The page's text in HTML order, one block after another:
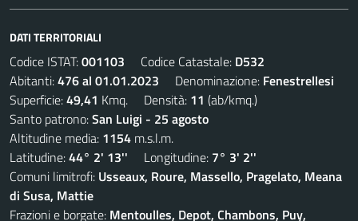
DATI TERRITORIALI
Codice ISTAT:001103 Codice Catastale: D532
Abitanti:476 al 01.01.2023 Denominazione: Fenestrellesi
Superficie:49,41 Kmq. Densità: 11 (ab/kmq.)
Santo patrono:San Luigi - 25 agosto
Altitudine media: 1154 m.s.l.m.
Latitudine:44° 2' 13'' Longitudine: 7° 3' 2''
Comuni limitrofi: Usseaux, Roure, Massello, Pragelato, Meana
di Susa, Mattie
Frazioni e borgate: Mentoulles, Depot, Chambons, Puy,